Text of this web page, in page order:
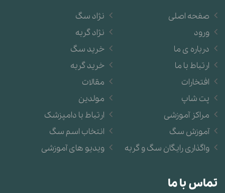
نژاد سگ
نژاد گربه
خرید سگ
خرید گربه
مقالات
مولدین
ارتباط با دامپزشک
انتخاب اسم سگ
ویدیو های آموزشی
صفحه اصلی
ورود
درباره ی ما
ارتباط با ما
افتخارات
پت شاپ
مراکز آموزشی
آموزش سگ
واگذاری رایگان سگ و گربه
تماس با ما